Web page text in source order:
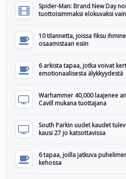
Spider-Man: Brand New Day
tuottoisimmaksi elokuvaksi
10 tilannetta, joissa fiksu
osaamistaan esiin
6 arkista tapaa, jotka voivat
emotionaalisesta älykkyydestä
Warhammer 40,000 laajenee
Cavill mukana tuottajana
South Parkin uudet kaudet
kausi 27 jo katsottavissa
6 tapaa, joilla jatkuva
kehossa